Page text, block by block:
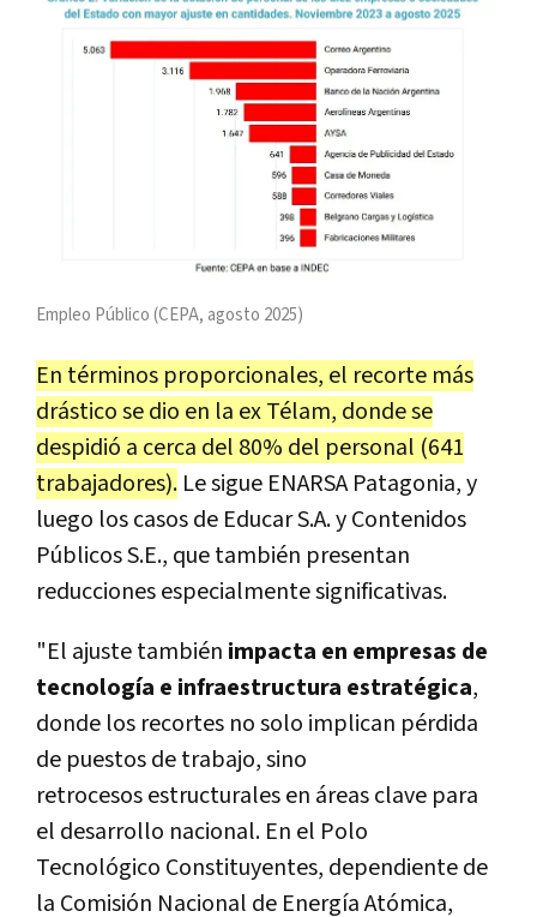
Empleo Público (CEPA, agosto 2025)
En términos proporcionales, el recorte más
drástico se dio en la ex Télam, donde se
despidió a cerca del 80% del personal (641
trabajadores). Le sigue ENARSA Patagonia, y
luego los casos de Educar S.A. y Contenidos
Públicos S.E., que también presentan
reducciones especialmente significativas.
"El ajuste también impacta en empresas de
tecnología e infraestructura estratégica,
donde los recortes no solo implican pérdida
de puestos de trabajo, sino
retrocesos estructurales en áreas clave para
el desarrollo nacional. En el Polo
Tecnológico Constituyentes, dependiente de
la Comisión Nacional de Energía Atómica,